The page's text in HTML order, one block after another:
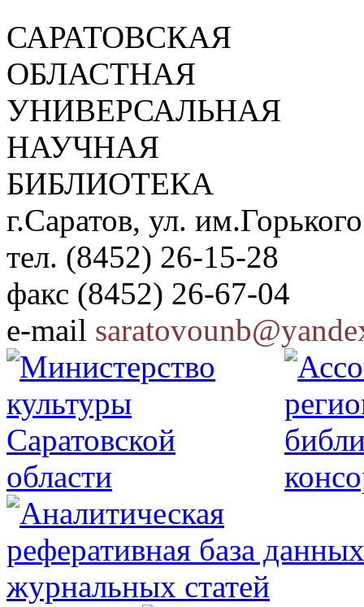
САРАТОВСКАЯ
ОБЛАСТНАЯ
УНИВЕРСАЛЬНАЯ
НАУЧНАЯ
БИБЛИОТЕКА
г.Саратов, ул.
тел. (8452) 26-15-28
факс (8452) 26-67-04
e-mail